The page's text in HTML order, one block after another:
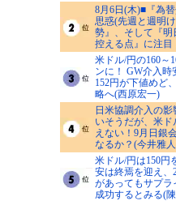
8月6日(木)■『為
思惑(先週と週明
勢』、そして『明
控える点』に注目
米ドル/円の160～
ンに！ GW介入時
152円が下値めど
略へ(西原宏一)
日米協調介入の
いそうだが、米
えない！9月日銀
なるか？(今井雅
米ドル/円は150円
安は終焉を迎え、
があってもサプラ
成功するとみる(